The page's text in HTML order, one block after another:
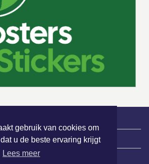
gebruik van cookies om
u de beste ervaring krijgt
Lees meer
| Sport | Evenementen